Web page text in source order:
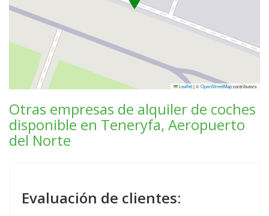
Leaflet|©OpenStreetMapcontributors
Otras empresas de alquiler de coches
disponible en Teneryfa, Aeropuerto
del Norte
Evaluación de clientes: